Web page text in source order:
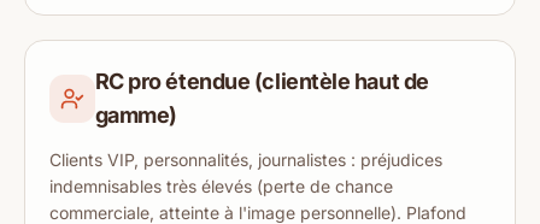
RC pro étendue (clientèle haut de
gamme)
Clients VIP, personnalités, journalistes : préjudices
indemnisables très élevés (perte de chance
commerciale, atteinte à l'image personnelle). Plafond